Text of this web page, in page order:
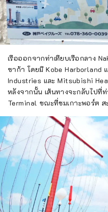
เรือออกจากท่าเทียบเรือกลาง
ซาก้า โดยมี Kobe Harborland
Industries และ Mitsubishi
หลังจากนั้น เส้นทางจะกลับไปที่
Terminal ขณะที่ชมเกาะพอร์ต ส